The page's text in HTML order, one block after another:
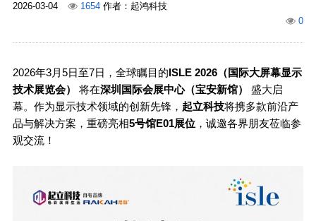
2026-03-04 1654作者：起鸿科技
0
2026年3月5日至7日，全球瞩目的ISLE 2026（国际大屏幕显示
技术展览会）
将在深圳国际会展中心（宝安新馆）
盛大启
幕。作为显示技术领域的创新先锋， 起立科技将携多款前沿产
品与解决方案，重磅亮相5号馆E01展位，诚邀各界朋友莅临参
观交流！